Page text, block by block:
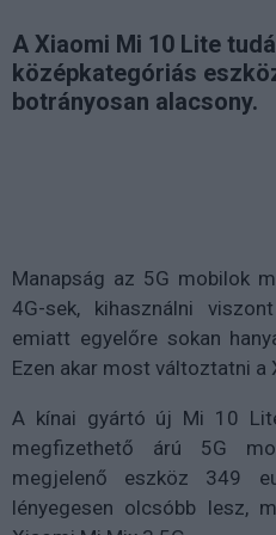
A Xiaomi Mi 10 Lite
középkategóriás
botrányosan alacsony.
Manapság az 5G mobilok
4G-sek, kihasználni
emiatt egyelőre sokan
Ezen akar most változtatni a
A kínai gyártó új Mi 10
megfizethető árú 5G
megjelenő eszköz 349
lényegesen olcsóbb lesz,